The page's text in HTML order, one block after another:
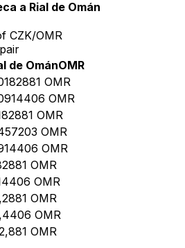
a Rial de Omán
CZK/OMR
de OmánOMR
OMR
OMR
OMR
OMR
OMR
OMR
OMR
OMR
OMR
OMR